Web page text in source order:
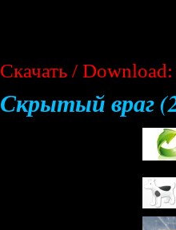
Скачать / Download:
Скрытый враг